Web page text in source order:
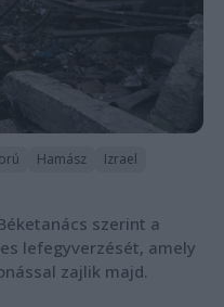
Hamász
Izrael
szerint a
lefegyverzését, amely
zajlik majd.